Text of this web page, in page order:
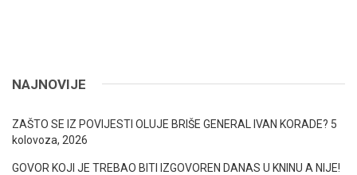
NAJNOVIJE
ZAŠTO SE IZ POVIJESTI OLUJE BRIŠE GENERAL IVAN KORADE? 5
kolovoza, 2026
GOVOR KOJI JE TREBAO BITI IZGOVOREN DANAS U KNINU A NIJE!